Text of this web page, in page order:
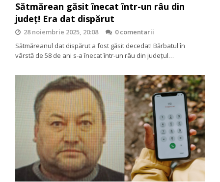
Sătmărean găsit înecat într-un râu din
județ! Era dat dispărut
28 noiembrie 2025, 20:08
0 comentarii
Sătmăreanul dat dispărut a fost găsit decedat! Bărbatul în
vârstă de 58 de ani s-a înecat într-un râu din județul…